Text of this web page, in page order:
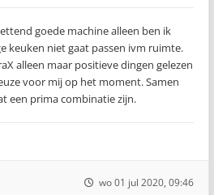
goede machine alleen ben ik
keuken niet gaat passen ivm ruimte.
alleen maar positieve dingen gelezen
voor mij op het moment. Samen
een prima combinatie zijn.
wo 01 jul 2020, 09:46